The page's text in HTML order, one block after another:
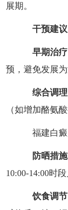
展期。
干预建议
早期治疗
预，避免发展为
综合调理
（如增加酪氨
福建白癜
防晒措施
10:00-14:00时段
饮食调节